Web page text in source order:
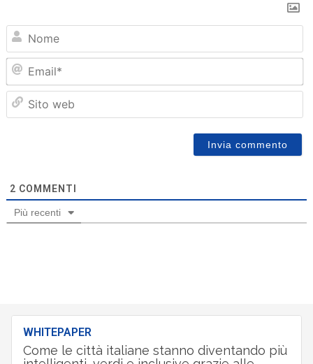
2 COMMENTI
Più recenti
WHITEPAPER
Come le città italiane stanno diventando più